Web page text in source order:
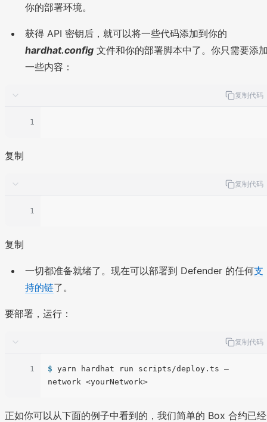
你的部署环境。
获得 API 密钥后，就可以将一些代码添加到你的
hardhat.config 文件和你的部署脚本中了。你只需要添
一些内容：
复制代码
1
复制
复制代码
1
复制
一切都准备就绪了。现在可以部署到 Defender 的任何支
持的链了。
要部署，运行：
复制代码
1 $ yarn hardhat run scripts/deploy.ts –
network <yourNetwork>
正如你可以从下面的例子中看到的，我们简单的 Box 合约已经